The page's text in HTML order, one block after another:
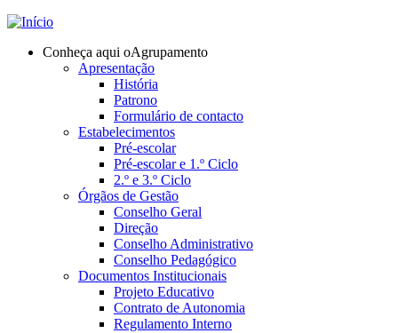
Jump to navigation
Conheça aqui oAgrupamento
Apresentação
História
Patrono
Formulário de contacto
Estabelecimentos
Pré-escolar
Pré-escolar e 1.º Ciclo
2.º e 3.º Ciclo
Órgãos de Gestão
Conselho Geral
Direção
Conselho Administrativo
Conselho Pedagógico
Documentos Institucionais
Projeto Educativo
Contrato de Autonomia
Regulamento Interno